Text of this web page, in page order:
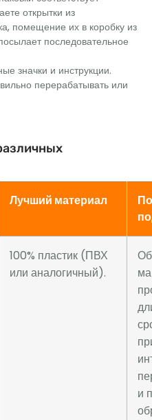
открытки из
помещение их в коробку из
последовательное
значки и инструкции.
перерабатывать или
Лучший материал
100% пластик (ПВХ
или аналогичный).
и